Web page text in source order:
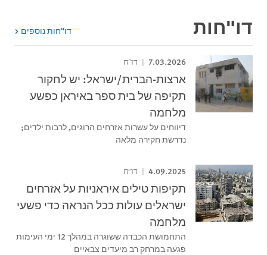
דו"חות דו"חות נוספים
7.03.2026 דו"ח
ארצות-הברית/ישראל: יש לחקור
תקיפה של בית ספר באיראן כפשע
מלחמה
דיווחים על עשרות אזרחים הרוגים, לרבות ילדים;
נדרשת חקירה מלאה
4.09.2025 דו"ח
תקיפות טילים איראניות על אזרחים
ישראלים עולות ככל הנראה כדי פשעי
מלחמה
התחמושת הכבדה ששוגרה במהלך 12 ימי העימות
פגעה במרחק רב מיעדים צבאיים